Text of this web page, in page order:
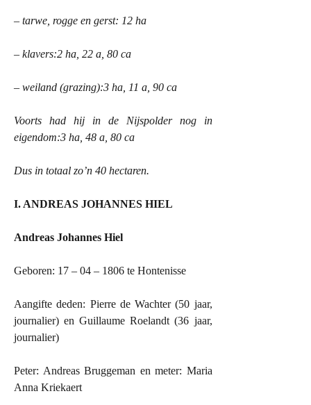
– tarwe, rogge en gerst: 12 ha
– klavers:2 ha 22 a , 80 ca
– weiland (grazing):3 ha 11 a , 90 ca
Voorts had hij in de Nijspolder nog in
eigendom:3 ha 48 a , 80 ca
Dus in totaal zo’n 40 hectaren.
I. ANDREAS JOHANNES HIEL
Andreas Johannes Hiel
Geboren: 17 – 04 – 1806 te Hontenisse
Aangifte deden: Pierre de Wachter (50 jaar,
journalier) en Guillaume Roelandt (36 jaar,
journalier)
Peter: Andreas Bruggeman en meter: Maria
Anna Kriekaert